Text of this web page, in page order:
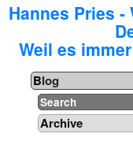
Hannes Pries -
Weil es
Blog
Search
Archive